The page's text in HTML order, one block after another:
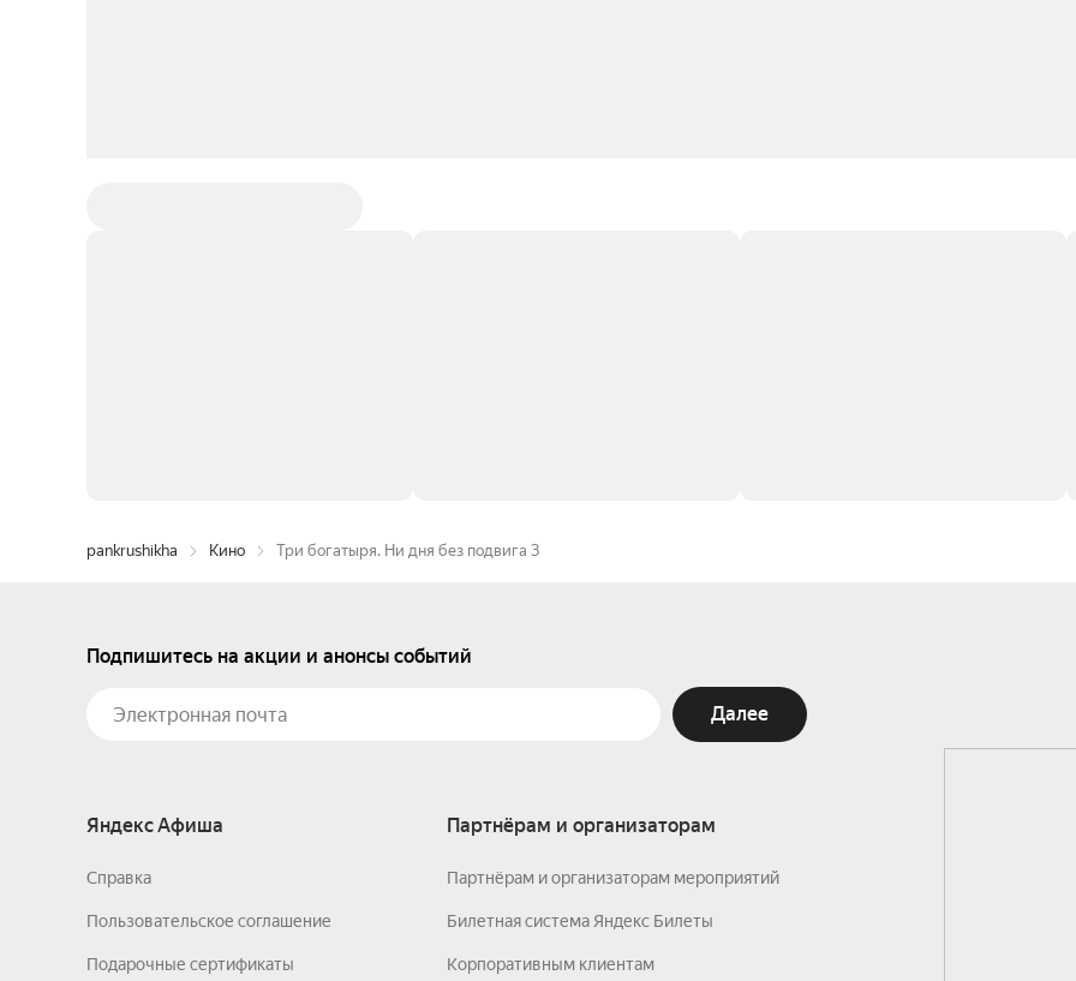
pankrushikha Кино Три богатыря. Ни дня без подвига 3
Подпишитесь на акции и анонсы событий
Далее
Яндекс Афиша
Справка
Пользовательское соглашение
Подарочные сертификаты
Партнёрам и организаторам
Партнёрам и организаторам мероприятий
Билетная система Яндекс Билеты
Корпоративным клиентам